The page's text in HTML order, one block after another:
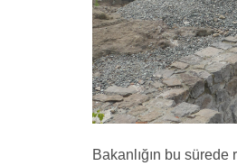
Bakanlığın bu